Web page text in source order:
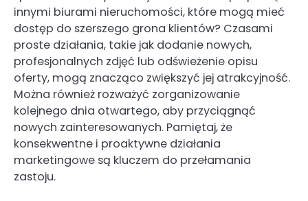
innymi biurami nieruchomości, które mogą mieć
dostęp do szerszego grona klientów? Czasami
proste działania, takie jak dodanie nowych,
profesjonalnych zdjęć lub odświeżenie opisu
oferty, mogą znacząco zwiększyć jej atrakcyjność.
Można również rozważyć zorganizowanie
kolejnego dnia otwartego, aby przyciągnąć
nowych zainteresowanych. Pamiętaj, że
konsekwentne i proaktywne działania
marketingowe są kluczem do przełamania
zastoju.